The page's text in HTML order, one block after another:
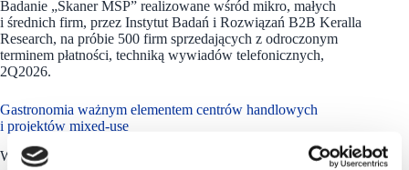
Badanie „Skaner MŚP” realizowane wśród mikro, małych
i średnich firm, przez Instytut Badań i Rozwiązań B2B Keralla
Research, na próbie 500 firm sprzedających z odroczonym
terminem płatności, techniką wywiadów telefonicznych,
2Q2026.
Gastronomia ważnym elementem centrów handlowych
i projektów mixed-use
Według danych Polskiej Rady Centrów Handlowych (PRCH),